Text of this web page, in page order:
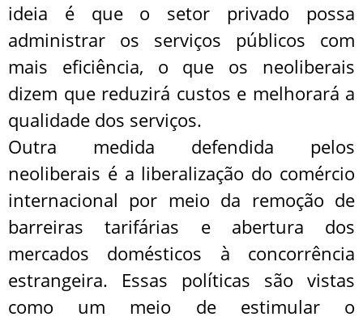
ideia é que o setor privado possa
administrar os serviços públicos com
mais eficiência, o que os neoliberais
dizem que reduzirá custos e melhorará a
qualidade dos serviços.
Outra medida defendida pelos
neoliberais é a liberalização do comércio
internacional por meio da remoção de
barreiras tarifárias e abertura dos
mercados domésticos à concorrência
estrangeira. Essas políticas são vistas
como um meio de estimular o